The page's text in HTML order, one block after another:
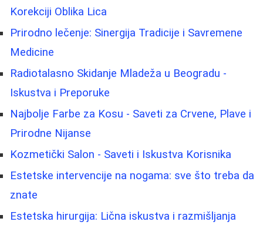
Korekciji Oblika Lica
Prirodno lečenje: Sinergija Tradicije i Savremene
Medicine
Radiotalasno Skidanje Mladeža u Beogradu -
Iskustva i Preporuke
Najbolje Farbe za Kosu - Saveti za Crvene, Plave i
Prirodne Nijanse
Kozmetički Salon - Saveti i Iskustva Korisnika
Estetske intervencije na nogama: sve što treba da
znate
Estetska hirurgija: Lična iskustva i razmišljanja